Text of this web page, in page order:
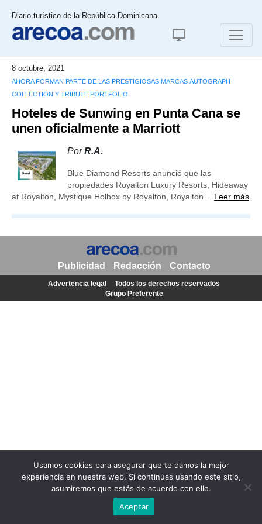
Diario turístico de la República Dominicana
8 octubre, 2021
AHORA FORMAN PARTE DE LAS PRESTIGIOSAS MARCAS AUTOGRAPH
COLLECTION Y TRIBUTE PORTFOLIO
Hoteles de Sunwing en Punta Cana se
unen oficialmente a Marriott
PorR.A.
Blue Diamond Resorts anunció que las
propiedades Royalton Luxury Resorts, Hideaway
at Royalton, Mystique Holbox by Royalton, Royalton… Leer más
Usamos cookies para asegurar que te damos la mejor
experiencia en nuestra web. Si continúas usando este sitio,
asumiremos que estás de acuerdo con ello.
Aceptar
Publicidad Redacción Contacto
Advertencia legal
Todos los derechos reservados
Grupo Preferente